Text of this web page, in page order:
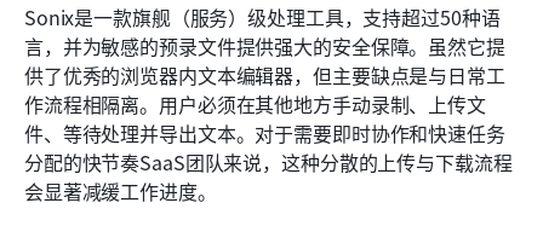
Sonix是一款旗舰（服务）级处理工具，支持超过50种语
言，并为敏感的预录文件提供强大的安全保障。虽然它提
供了优秀的浏览器内文本编辑器，但主要缺点是与日常工
作流程相隔离。用户必须在其他地方手动录制、上传文
件、等待处理并导出文本。对于需要即时协作和快速任务
分配的快节奏SaaS团队来说，这种分散的上传与下载流程
会显著减缓工作进度。